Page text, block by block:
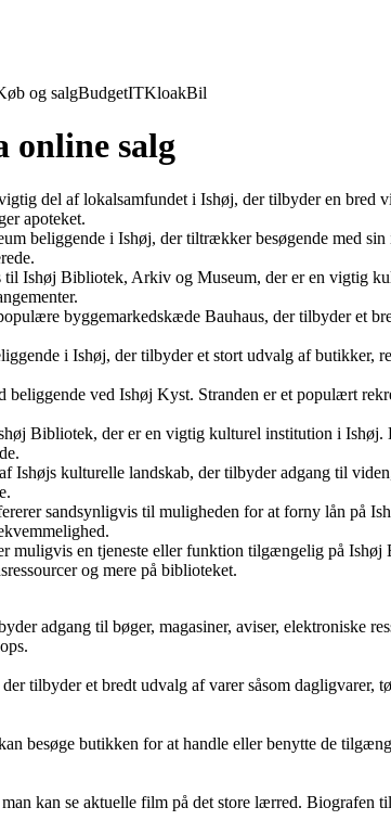
og salgBudgetITKloakBil
online salg
del af lokalsamfundet i Ishøj, der tilbyder en bred
apoteket.
beliggende i Ishøj, der tiltrækker besøgende med
Ishøj Bibliotek, Arkiv og Museum, der er en vigtig
byggemarkedskæde Bauhaus, der tilbyder et
i Ishøj, der tilbyder et stort udvalg af
beliggende ved Ishøj Kyst. Stranden er et populært
Bibliotek, der er en vigtig kulturel institution i
kulturelle landskab, der tilbyder adgang til
sandsynligvis til muligheden for at forny lån på
en tjeneste eller funktion tilgængelig på
og mere på biblioteket.
adgang til bøger, magasiner, aviser, elektroniske
tilbyder et bredt udvalg af varer såsom
besøge butikken for at handle eller benytte de
kan se aktuelle film på det store lærred.